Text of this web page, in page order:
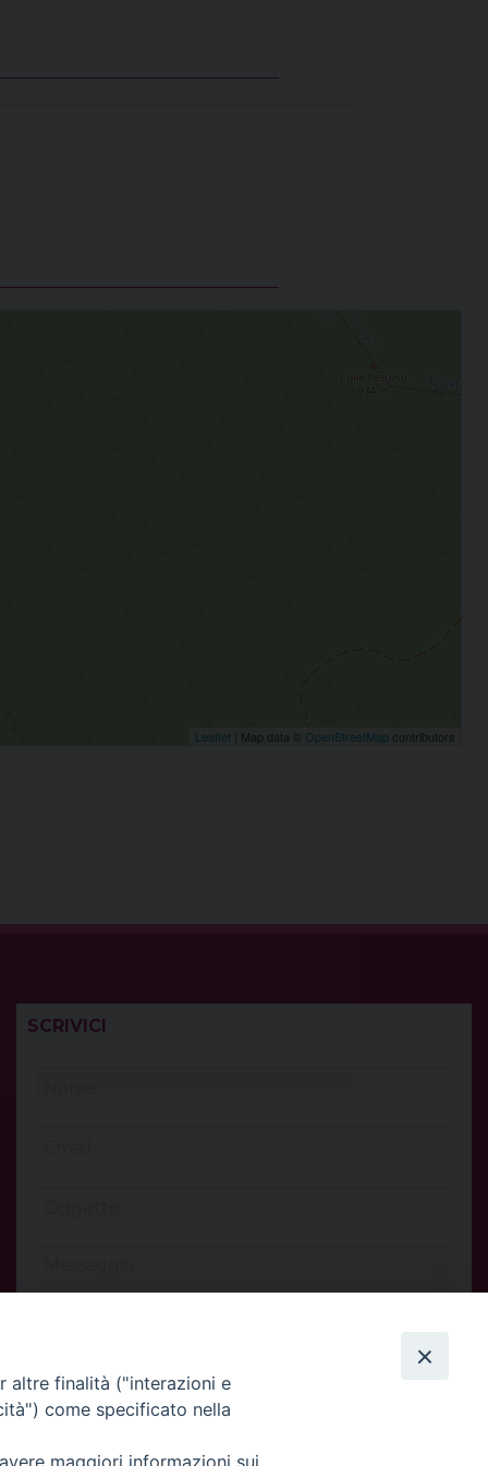
Leaflet | Map data © OpenStreetMap contributors
SCRIVICI
altre finalità ("interazioni e
come specificato nella